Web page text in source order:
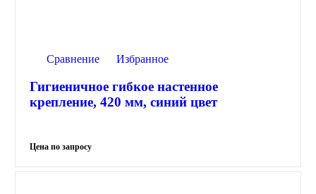
Сравнение Избранное
Гигиеничное гибкое настенное
крепление, 420 мм, синий цвет